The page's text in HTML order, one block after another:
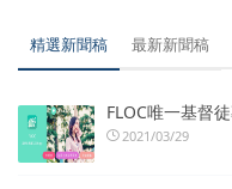
精選新聞稿 最新新聞稿
FLOC唯一基督
2021/03/29